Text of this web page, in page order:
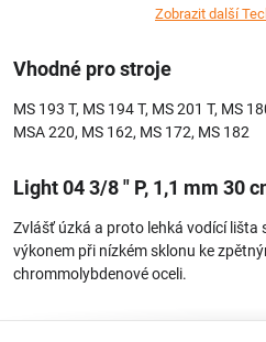
Vhodné pro stroje
MS 193 T, MS 194 T, MS 201 T, MS
MSA 220, MS 162, MS 172, MS 182
Light 04 3/8 " P, 1,1 mm 30
Zvlášť úzká a proto lehká vodící lišta
výkonem při nízkém sklonu ke
chrommolybdenové oceli.